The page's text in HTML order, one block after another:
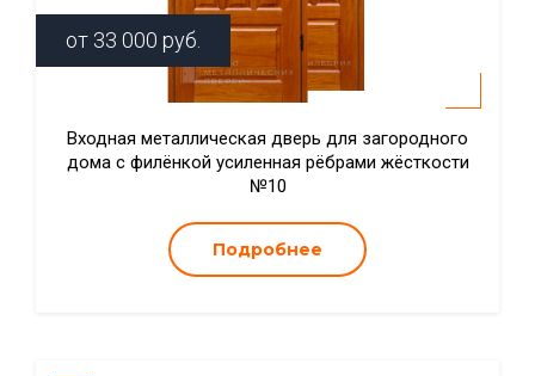
от 33 000 руб.
Входная металлическая дверь для загородного
дома с филёнкой усиленная рёбрами жёсткости
№10
Подробнее